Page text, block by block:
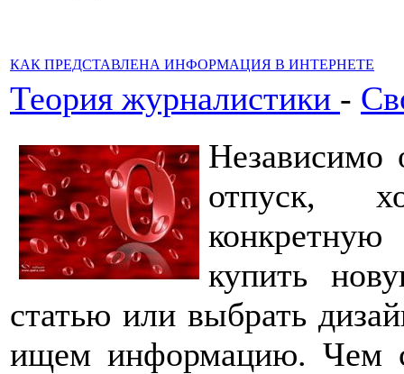
КАК ПРЕДСТАВЛЕНА ИНФОРМАЦИЯ В ИНТЕРНЕТЕ
Теория журналистики -
Независимо
отпуск,
купить
статью или выбрать
ищем информацию. Чем